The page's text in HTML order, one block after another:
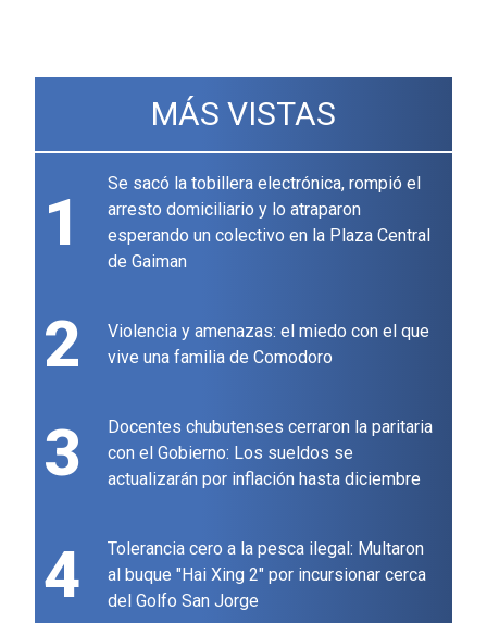
MÁS VISTAS
1
Se sacó la tobillera electrónica, rompió el
arresto domiciliario y lo atraparon
esperando un colectivo en la Plaza Central
de Gaiman
2
Violencia y amenazas: el miedo con el que
vive una familia de Comodoro
3
Docentes chubutenses cerraron la paritaria
con el Gobierno: Los sueldos se
actualizarán por inflación hasta diciembre
4
Tolerancia cero a la pesca ilegal: Multaron
al buque "Hai Xing 2" por incursionar cerca
del Golfo San Jorge